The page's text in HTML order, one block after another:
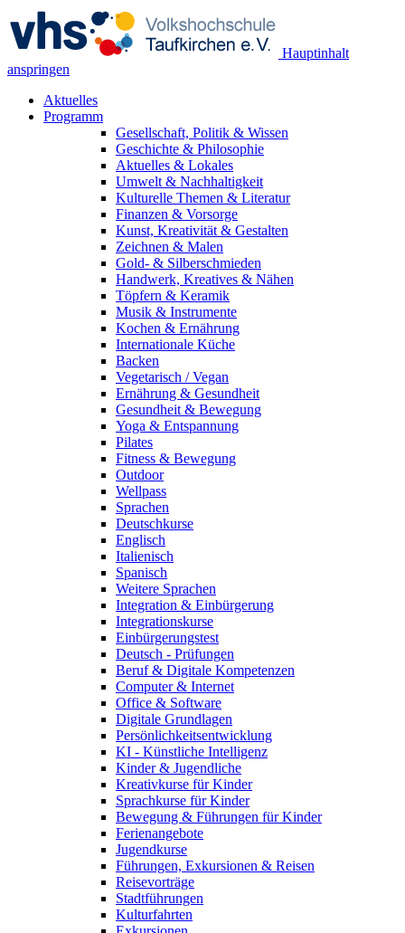
Hauptinhalt
anspringen
Aktuelles
Programm
Gesellschaft, Politik & Wissen
Geschichte & Philosophie
Aktuelles & Lokales
Umwelt & Nachhaltigkeit
Kulturelle Themen & Literatur
Finanzen & Vorsorge
Kunst, Kreativität & Gestalten
Zeichnen & Malen
Gold- & Silberschmieden
Handwerk, Kreatives & Nähen
Töpfern & Keramik
Musik & Instrumente
Kochen & Ernährung
Internationale Küche
Backen
Vegetarisch / Vegan
Ernährung & Gesundheit
Gesundheit & Bewegung
Yoga & Entspannung
Pilates
Fitness & Bewegung
Outdoor
Wellpass
Sprachen
Deutschkurse
Englisch
Italienisch
Spanisch
Weitere Sprachen
Integration & Einbürgerung
Integrationskurse
Einbürgerungstest
Deutsch - Prüfungen
Beruf & Digitale Kompetenzen
Computer & Internet
Office & Software
Digitale Grundlagen
Persönlichkeitsentwicklung
KI - Künstliche Intelligenz
Kinder & Jugendliche
Kreativkurse für Kinder
Sprachkurse für Kinder
Bewegung & Führungen für Kinder
Ferienangebote
Jugendkurse
Führungen, Exkursionen & Reisen
Reisevorträge
Stadtführungen
Kulturfahrten